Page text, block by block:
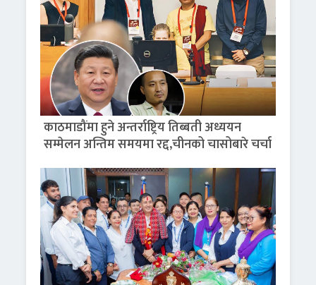
काठमाडौंमा हुने अन्तर्राष्ट्रिय तिब्बती अध्ययन
सम्मेलन अन्तिम समयमा रद्द,चीनको चासोबारे चर्चा